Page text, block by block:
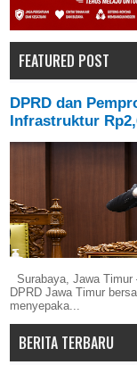
FEATURED POST
DPRD dan
Infrastruktur
Surabaya, Jawa
DPRD Jawa Timur
menyepaka...
BERITA TERBARU